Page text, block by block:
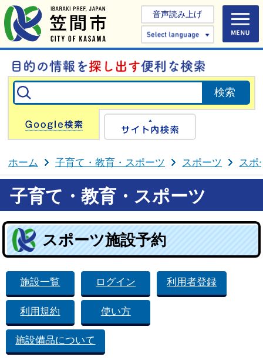
音声読み上げ
Select
Google検索
ホーム 子育て・教育・スポーツ スポーツ スポ
子育て・教育・スポーツ
スポーツ施設予約
施設一覧 ログイン 利用者登録
利用規約 使い方
施設備品について